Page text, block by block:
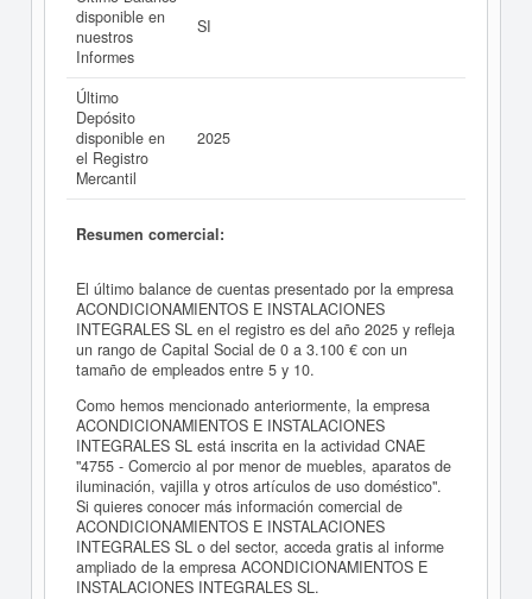
disponible en
nuestros
Informes
SI
Último
Depósito
disponible en
el Registro
Mercantil
2025
Resumen comercial:
El último balance de cuentas presentado por la empresa
ACONDICIONAMIENTOS E INSTALACIONES
INTEGRALES SL en el registro es del año 2025 y refleja
un rango de Capital Social de 0 a 3.100 € con un
tamaño de empleados entre 5 y 10.
Como hemos mencionado anteriormente, la empresa
ACONDICIONAMIENTOS E INSTALACIONES
INTEGRALES SL está inscrita en la actividad CNAE
"4755 - Comercio al por menor de muebles, aparatos de
iluminación, vajilla y otros artículos de uso doméstico".
Si quieres conocer más información comercial de
ACONDICIONAMIENTOS E INSTALACIONES
INTEGRALES SL o del sector, acceda gratis al informe
ampliado de la empresa ACONDICIONAMIENTOS E
INSTALACIONES INTEGRALES SL.